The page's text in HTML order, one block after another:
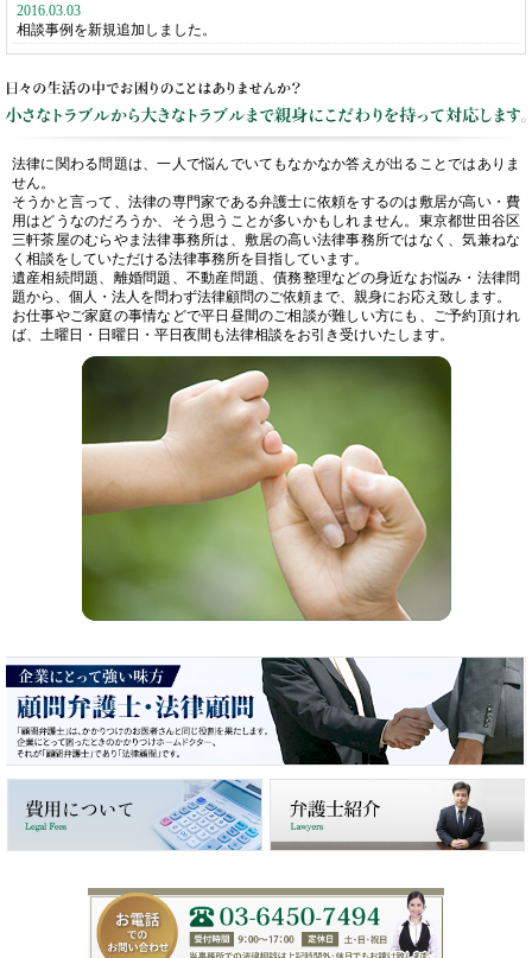
2016.03.03
相談事例を新規追加しました。
法律に関わる問題は、一人で悩んでいてもなかなか答えが出ることではありま
せん。
そうかと言って、法律の専門家である弁護士に依頼をするのは敷居が高い・費
用はどうなのだろうか、そう思うことが多いかもしれません。東京都世田谷区
三軒茶屋のむらやま法律事務所は、敷居の高い法律事務所ではなく、気兼ねな
く相談をしていただける法律事務所を目指しています。
遺産相続問題、離婚問題、不動産問題、債務整理などの身近なお悩み・法律問
題から、個人・法人を問わず法律顧問のご依頼まで、親身にお応え致します。
お仕事やご家庭の事情などで平日昼間のご相談が難しい方にも、ご予約頂けれ
ば、土曜日・日曜日・平日夜間も法律相談をお引き受けいたします。